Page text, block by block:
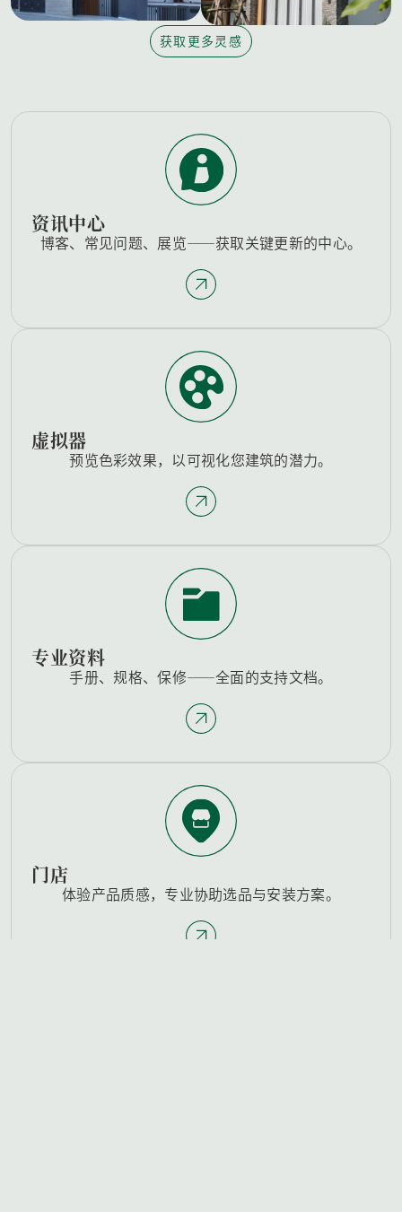
获取更多灵感
资讯中心
博客、常见问题、展览——获取关键更新的中心。
虚拟器
预览色彩效果，以可视化您建筑的潜力。
专业资料
手册、规格、保修——全面的支持文档。
门店
体验产品质感，专业协助选品与安装方案。